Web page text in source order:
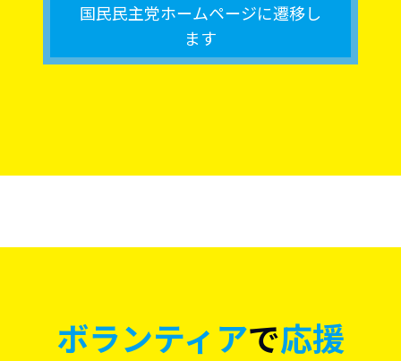
国民民主党ホームページに遷移し
ます
ボランティアで応援